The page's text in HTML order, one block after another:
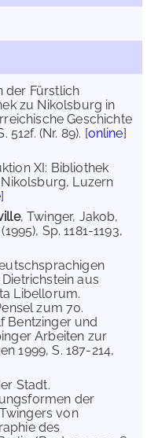
der Fürstlich
zu Nikolsburg in
Geschichte
512f. (Nr. 89). [online]
XI: Bibliothek
Luzern
]
, Twinger, Jakob,
Sp. 1181-1193,
aus
Libellorum.
zum 70.
Bentzinger und
Arbeiten zur
1999, S. 187-214,
Stadt.
der
von
des